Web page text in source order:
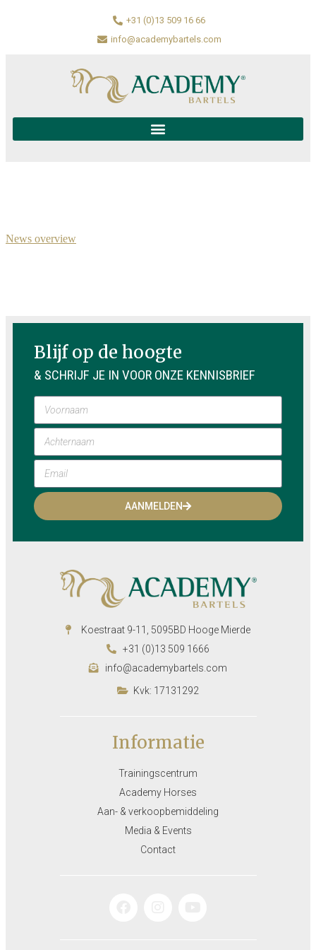
+31 (0)13 509 16 66
info@academybartels.com
News overview
Blijf op de hoogte
& SCHRIJF JE IN VOOR ONZE KENNISBRIEF
AANMELDEN
Koestraat 9-11, 5095BD Hooge Mierde
+31 (0)13 509 1666
info@academybartels.com
Kvk: 17131292
Informatie
Trainingscentrum
Academy Horses
Aan- & verkoopbemiddeling
Media & Events
Contact